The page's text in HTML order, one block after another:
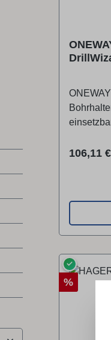
befestigt.
mm am
Schaft
106,11 €
Rabatt
%
✓